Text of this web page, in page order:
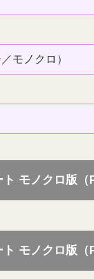
モノクロ）
モノクロ版（
モノクロ版（